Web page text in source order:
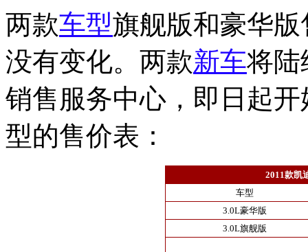
两款车型旗舰版和豪华版
没有变化。两款新车将陆
销售服务中心，即日起
型的售价表：
2011款凯
车型
3.0L豪华版
3.0L旗舰版